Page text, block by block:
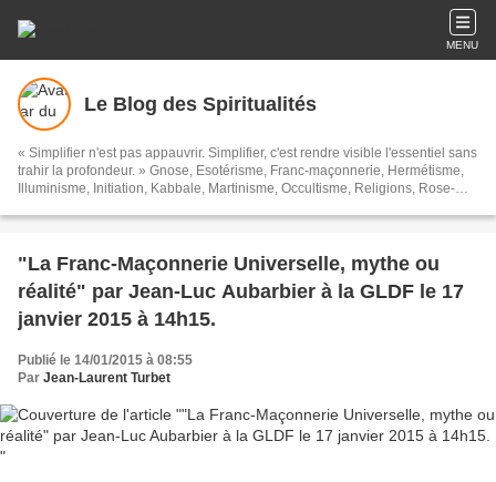
MENU
Le Blog des Spiritualités
« Simplifier n'est pas appauvrir. Simplifier, c'est rendre visible l'essentiel sans
trahir la profondeur. » Gnose, Esotérisme, Franc-maçonnerie, Hermétisme,
Illuminisme, Initiation, Kabbale, Martinisme, Occultisme, Religions, Rose-
sortes de choses...
"La Franc-Maçonnerie Universelle, mythe ou
réalité" par Jean-Luc Aubarbier à la GLDF le 17
janvier 2015 à 14h15.
Publié le 14/01/2015 à 08:55
Par Jean-Laurent Turbet